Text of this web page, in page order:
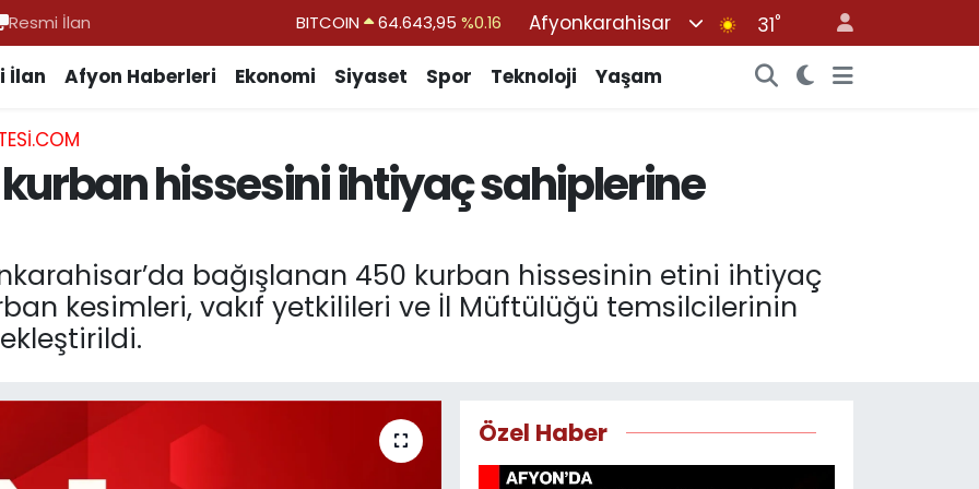
Resmi İlan
DOLAR
47,6006%0.06
EURO
55,0250 %0.02
BİST100
13.768%48
Afyonkarahisar 31°
İlan Afyon Haberleri Ekonomi Siyaset Spor Teknoloji Yaşam
kurban hissesini ihtiyaç sahiplerine
bağışlanan 450 kurban hissesinin etini ihtiyaç
kesimleri, vakıf yetkilileri ve İl Müftülüğü temsilcilerinin
Özel Haber